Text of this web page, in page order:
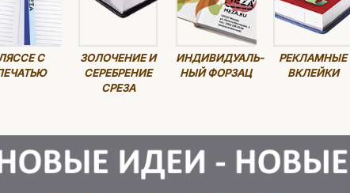
С
ЗОЛОЧЕНИЕ И
СЕРЕБРЕНИЕ
СРЕЗА
ИНДИВИДУАЛЬ-
НЫЙ ФОРЗАЦ
РЕКЛАМНЫЕ
ВКЛЕЙКИ